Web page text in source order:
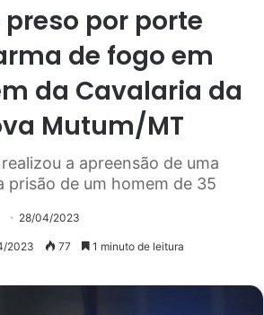
por porte
de fogo em
da Cavalaria da
Mutum/MT
a apreensão de uma
prisão de um homem de 35
28/04/2023
2023 77 1 minuto de leitura